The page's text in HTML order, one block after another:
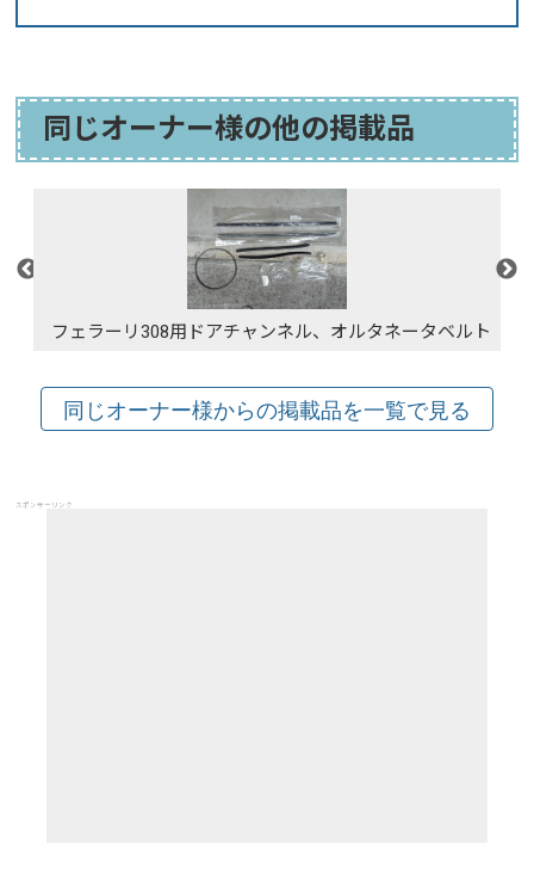
同じオーナー様の他の掲載品
フェラーリ308用ドアチャンネル、オルタネータベルト
スポンサーリンク